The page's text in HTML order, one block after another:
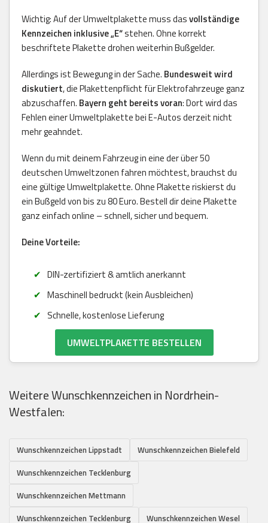
Wichtig: Auf der Umweltplakette muss dasvollständige
Kennzeichen inklusive „E“stehen. Ohne korrekt
beschriftete Plakette drohen weiterhin Bußgelder.
Allerdings ist Bewegung in der Sache. Bundesweit wird
diskutiert, die Plakettenpflicht für Elektrofahrzeuge ganz
abzuschaffen. Bayern geht bereits voran: Dort wird das
Fehlen einer Umweltplakette bei E-Autos derzeit nicht
mehr geahndet.
Wenn du mit deinem Fahrzeug in eine der über 50
deutschen Umweltzonen fahren möchtest, brauchst du
eine gültige Umweltplakette. Ohne Plakette riskierst du
ein Bußgeld von bis zu 80 Euro. Bestell dir deine Plakette
ganz einfach online – schnell, sicher und bequem.
Deine Vorteile:
DIN-zertifiziert & amtlich anerkannt
Maschinell bedruckt (kein Ausbleichen)
Schnelle, kostenlose Lieferung
UMWELTPLAKETTE BESTELLEN
Weitere Wunschkennzeichen in Nordrhein-
Westfalen:
Wunschkennzeichen Lippstadt
Wunschkennzeichen Bielefeld
Wunschkennzeichen Tecklenburg
Wunschkennzeichen Mettmann
Wunschkennzeichen Tecklenburg
Wunschkennzeichen Wesel